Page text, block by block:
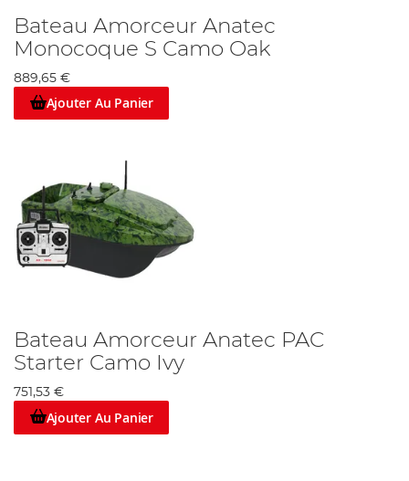
Bateau Amorceur Anatec
Monocoque S Camo Oak
889,65 €
Ajouter Au Panier
Bateau Amorceur Anatec PAC
Starter Camo Ivy
751,53 €
Ajouter Au Panier